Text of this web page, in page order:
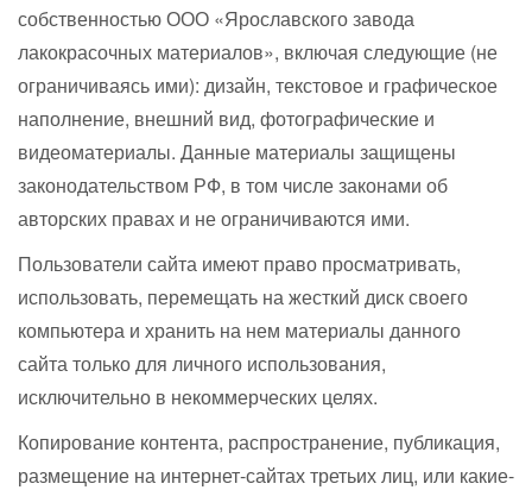
собственностью ООО «Ярославского завода
лакокрасочных материалов», включая следующие (не
ограничиваясь ими): дизайн, текстовое и графическое
наполнение, внешний вид, фотографические и
видеоматериалы. Данные материалы защищены
законодательством РФ, в том числе законами об
авторских правах и не ограничиваются ими.
Пользователи сайта имеют право просматривать,
использовать, перемещать на жесткий диск своего
компьютера и хранить на нем материалы данного
сайта только для личного использования,
исключительно в некоммерческих целях.
Копирование контента, распространение, публикация,
размещение на интернет-сайтах третьих лиц, или какие-